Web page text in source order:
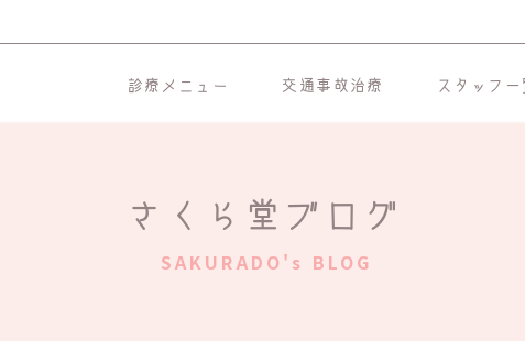
診療メニュー 交通事故治療 スタッフ一
さくら堂ブログ
SAKURADO's BLOG